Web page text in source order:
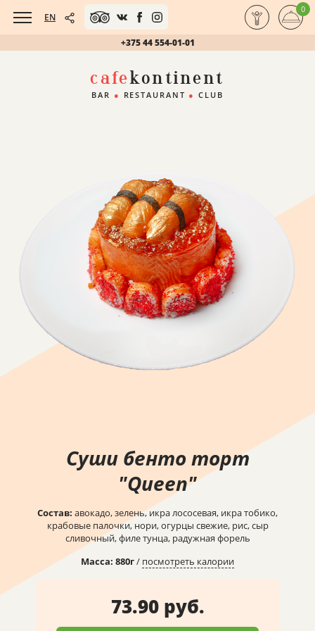
EN
+375 44 554-01-01
0
cafekontinent
BAR ● RESTAURANT ● CLUB
Суши бенто торт
"Queen"
Состав: авокадо, зелень, икра лососевая, икра тобико,
крабовые палочки, нори, огурцы свежие, рис, сыр
сливочный, филе тунца, радужная форель
Масса: 880г/ посмотреть калории
73.90 руб.